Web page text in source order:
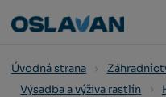
Úvodná strana
Výsadba a výživa rastlín